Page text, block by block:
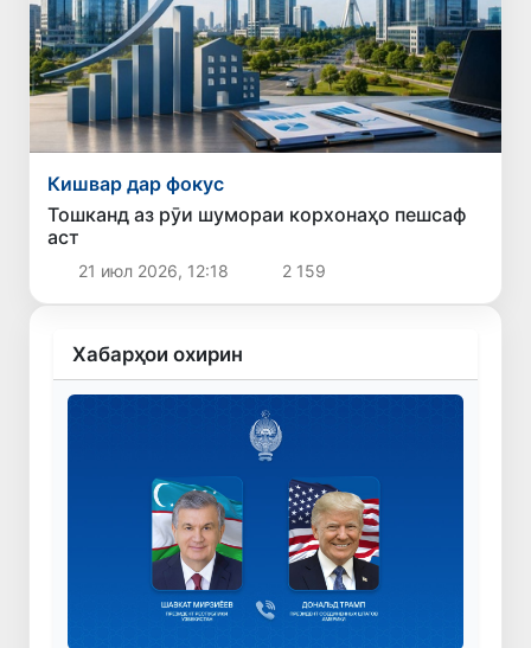
Кишвар дар фокус
Тошканд аз рӯи шумораи корхонаҳо пешсаф
аст
21 июл 2026, 12:18 2 159
Хабарҳои охирин